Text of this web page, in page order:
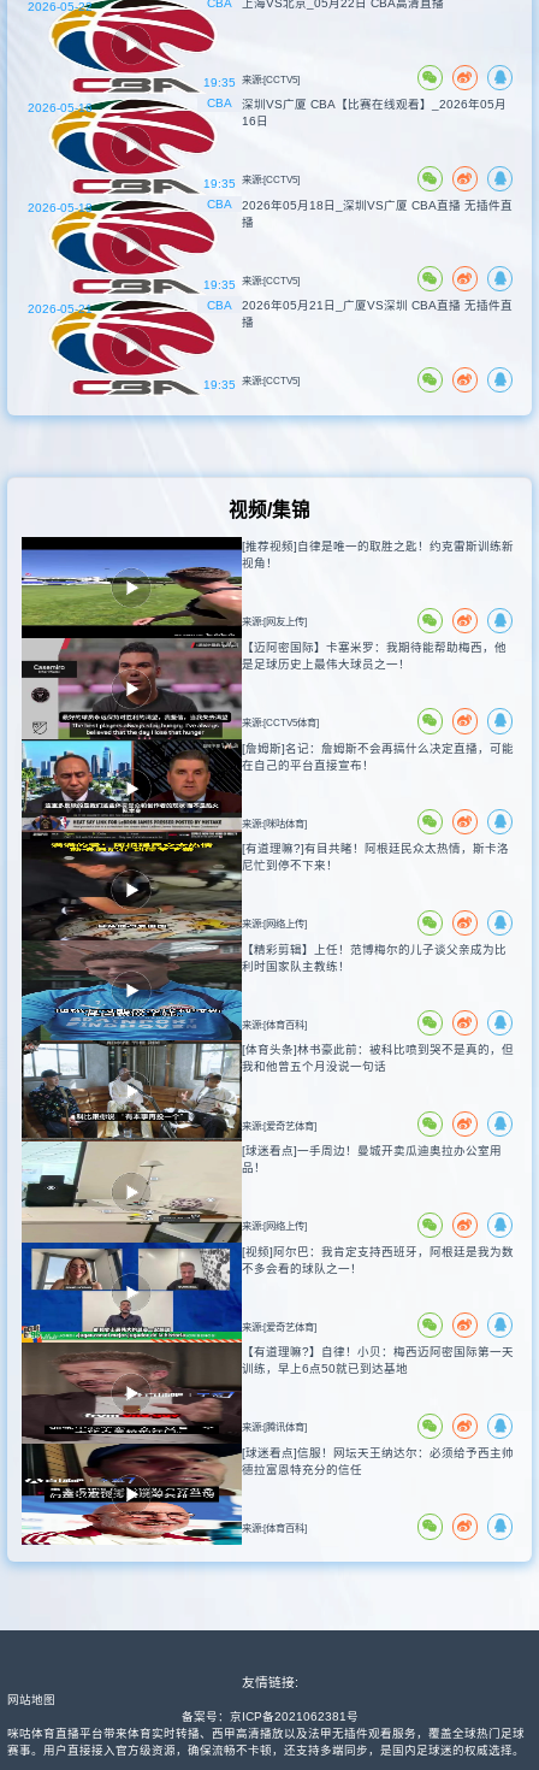
CBA
19:35
2026-05-22 上海VS北京_05月22日 CBA高清直播
来源:[CCTV5]
CBA
19:35
2026-05-16
深圳VS广厦 CBA【比赛在线观看】_2026年05月
16日
来源:[CCTV5]
CBA
19:35
2026-05-18
2026年05月18日_深圳VS广厦 CBA直播 无插件直
播
来源:[CCTV5]
CBA
19:35
2026-05-21
2026年05月21日_广厦VS深圳 CBA直播 无插件直
播
来源:[CCTV5]
视频/集锦
[推荐视频]自律是唯一的取胜之匙！约克雷斯训练新
视角！
来源:[网友上传]
【迈阿密国际】卡塞米罗：我期待能帮助梅西，他
是足球历史上最伟大球员之一！
来源:[CCTV5体育]
[詹姆斯]名记：詹姆斯不会再搞什么决定直播，可能
在自己的平台直接宣布！
来源:[咪咕体育]
[有道理嘛?]有目共睹！阿根廷民众太热情，斯卡洛
尼忙到停不下来！
来源:[网络上传]
【精彩剪辑】上任！范博梅尔的儿子谈父亲成为比
利时国家队主教练！
来源:[体育百科]
[体育头条]林书豪此前：被科比喷到哭不是真的，但
我和他曾五个月没说一句话
来源:[爱奇艺体育]
[球迷看点]一手周边！曼城开卖瓜迪奥拉办公室用
品！
来源:[网络上传]
[视频]阿尔巴：我肯定支持西班牙，阿根廷是我为数
不多会看的球队之一！
来源:[爱奇艺体育]
【有道理嘛?】自律！小贝：梅西迈阿密国际第一天
训练，早上6点50就已到达基地
来源:[腾讯体育]
[球迷看点]信服！网坛天王纳达尔：必须给予西主帅
德拉富恩特充分的信任
来源:[体育百科]
友情链接:
网站地图
备案号： 京ICP备2021062381号
咪咕体育直播平台带来体育实时转播、西甲高清播放以及法甲无插件观看服务，覆盖全球热门足球
赛事。用户直接接入官方级资源，确保流畅不卡顿，还支持多端同步，是国内足球迷的权威选择。